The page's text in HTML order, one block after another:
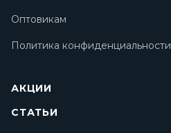
Оптовикам
Политика конфиденциальности
АКЦИИ
СТАТЬИ